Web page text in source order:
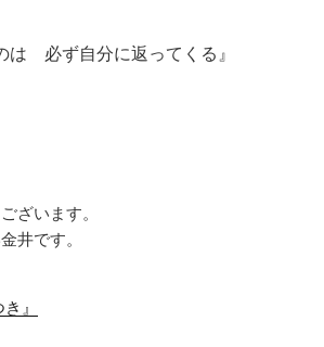
は 必ず自分に返ってくる』
ざいます。
井です。